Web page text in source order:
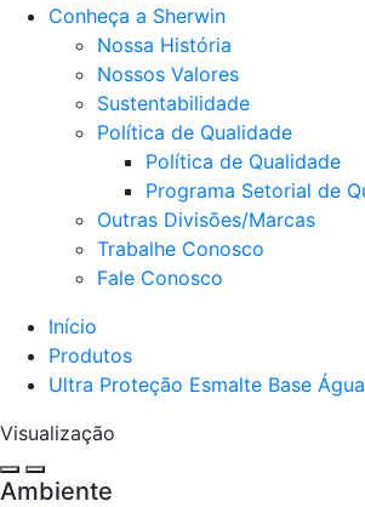
Conheça a Sherwin
Nossa História
Nossos Valores
Sustentabilidade
Política de Qualidade
Política de Qualidade
Programa Setorial de
Outras Divisões/Marcas
Trabalhe Conosco
Fale Conosco
Início
Produtos
Ultra Proteção Esmalte Base Água
Visualização
Ambiente